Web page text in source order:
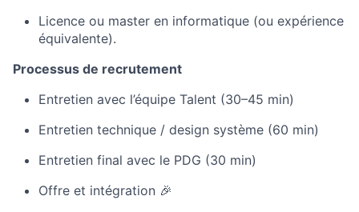
Licence ou master en informatique (ou expérience
équivalente).
Processus de recrutement
Entretien avec l’équipe Talent (30–45 min)
Entretien technique / design système (60 min)
Entretien final avec le PDG (30 min)
Offre et intégration 🎉